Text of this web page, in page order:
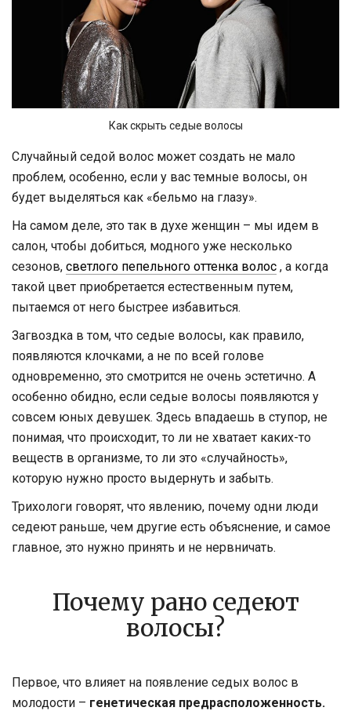
Как скрыть седые волосы
Случайный седой волос может создать не мало
проблем, особенно, если у вас темные волосы, он
будет выделяться как «бельмо на глазу».
На самом деле, это так в духе женщин – мы идем в
салон, чтобы добиться, модного уже несколько
сезонов, светлого пепельного оттенка волос , а когда
такой цвет приобретается естественным путем,
пытаемся от него быстрее избавиться.
Загвоздка в том, что седые волосы, как правило,
появляются клочками, а не по всей голове
одновременно, это смотрится не очень эстетично. А
особенно обидно, если седые волосы появляются у
совсем юных девушек. Здесь впадаешь в ступор, не
понимая, что происходит, то ли не хватает каких-то
веществ в организме, то ли это «случайность»,
которую нужно просто выдернуть и забыть.
Трихологи говорят, что явлению, почему одни люди
седеют раньше, чем другие есть объяснение, и самое
главное, это нужно принять и не нервничать.
Почему рано седеют
волосы?
Первое, что влияет на появление седых волос в
молодости – генетическая предрасположенность.